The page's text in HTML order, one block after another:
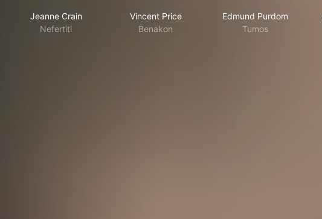
Jeanne Crain
Nefertiti
Vincent Price
Benakon
Edmund Purdom
Tumos